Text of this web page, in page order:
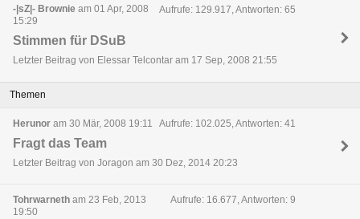
-|sZ|- Brownie am 01 Apr, 2008
15:29
Aufrufe: 129.917, Antworten: 65
Stimmen für DSuB
Letzter Beitrag von Elessar Telcontar am 17 Sep, 2008 21:55
Themen
Herunor am 30 Mär, 2008 19:11 Aufrufe: 102.025, Antworten: 41
Fragt das Team
Letzter Beitrag von Joragon am 30 Dez, 2014 20:23
Tohrwarneth am 23 Feb, 2013
19:50
Aufrufe: 16.677, Antworten: 9